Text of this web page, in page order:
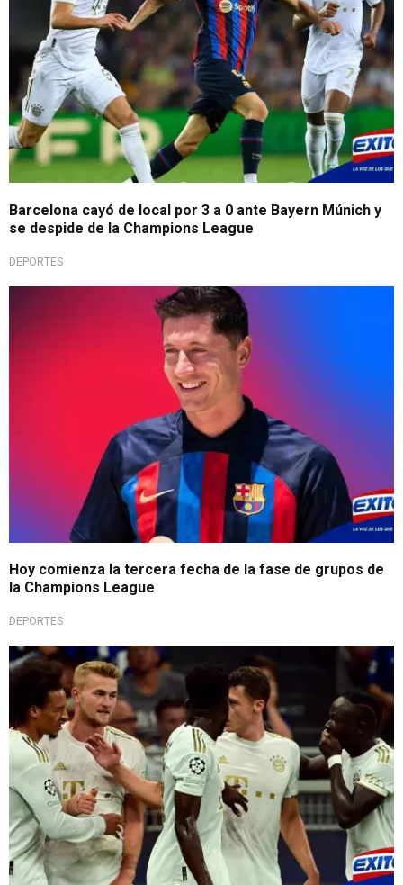
Barcelona cayó de local por 3 a 0 ante Bayern Múnich y
se despide de la Champions League
DEPORTES
Hoy comienza la tercera fecha de la fase de grupos de
la Champions League
DEPORTES